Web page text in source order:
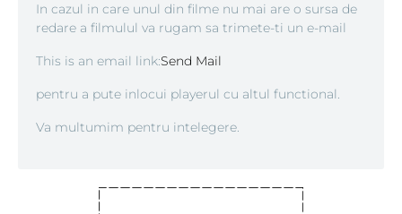
In cazul in care unul din filme nu mai are o sursa de
redare a filmulul va rugam sa trimete-ti un e-mail
This is an email link:Send Mail
pentru a pute inlocui playerul cu altul functional.
Va multumim pentru intelegere.